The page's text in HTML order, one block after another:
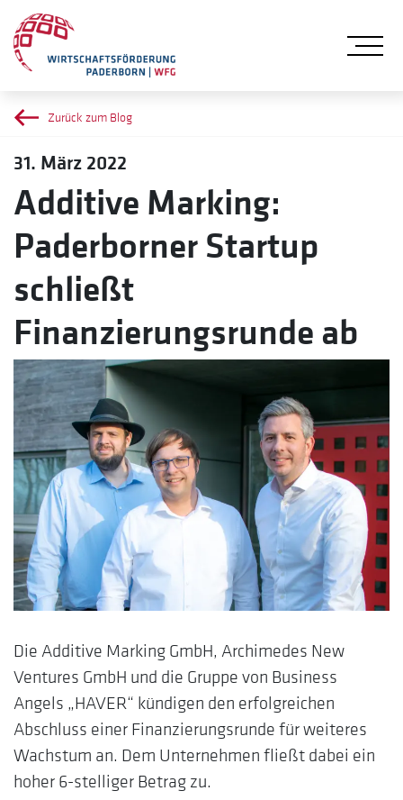
Zurück zum Blog
31. März 2022
Additive Marking:
Paderborner Startup
schließt
Finanzierungsrunde ab
Die Additive Marking GmbH, Archimedes New
Ventures GmbH und die Gruppe von Business
Angels „HAVER“ kündigen den erfolgreichen
Abschluss einer Finanzierungsrunde für weiteres
Wachstum an. Dem Unternehmen fließt dabei ein
hoher 6-stelliger Betrag zu.